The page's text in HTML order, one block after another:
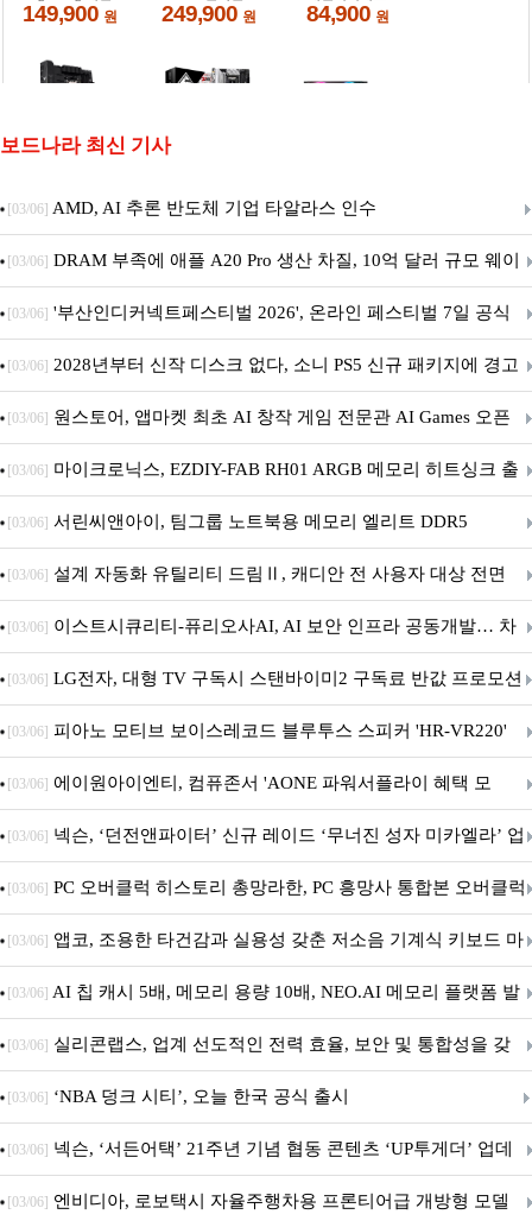
보드나라 최신 기사
[03/06] AMD, AI 추론 반도체 기업 타알라스 인수
[03/06] DRAM 부족에 애플 A20 Pro 생산 차질, 10억 달러 규모 웨이
퍼 대기
[03/06] '부산인디커넥트페스티벌 2026', 온라인 페스티벌 7일 공식
개막... 22일간 진행
[03/06] 2028년부터 신작 디스크 없다, 소니 PS5 신규 패키지에 경고
문 추가
[03/06] 원스토어, 앱마켓 최초 AI 창작 게임 전문관 AI Games 오픈
[03/06] 마이크로닉스, EZDIY-FAB RH01 ARGB 메모리 히트싱크 출
시
[03/06] 서린씨앤아이, 팀그룹 노트북용 메모리 엘리트 DDR5
5600MHz 16GB 출시
[03/06] 설계 자동화 유틸리티 드림Ⅱ, 캐디안 전 사용자 대상 전면
무상 배포
[03/06] 이스트시큐리티-퓨리오사AI, AI 보안 인프라 공동개발… 차
세대 AI 보안 플랫폼 구축
[03/06] LG전자, 대형 TV 구독시 스탠바이미2 구독료 반값 프로모션
[03/06] 피아노 모티브 보이스레코드 블루투스 스피커 'HR-VR220'
출시
[03/06] 에이원아이엔티, 컴퓨존서 'AONE 파워서플라이 혜택 모
음.ZIP' 이벤트 진행
[03/06] 넥슨, ‘던전앤파이터’ 신규 레이드 ‘무너진 성자 미카엘라’ 업
데이트!
[03/06] PC 오버클럭 히스토리 총망라한, PC 흥망사 통합본 오버클럭
특집(1-4편)
[03/06] 앱코, 조용한 타건감과 실용성 갖춘 저소음 기계식 키보드 마
우스 세트 'KM580' 출시
[03/06] AI 칩 캐시 5배, 메모리 용량 10배, NEO.AI 메모리 플랫폼 발
표
[03/06] 실리콘랩스, 업계 선도적인 전력 효율, 보안 및 통합성을 갖
춘 초저전력 블루투스 LE SoC ‘BG2B’ 공개
[03/06] ‘NBA 덩크 시티’, 오늘 한국 공식 출시
[03/06] 넥슨, ‘서든어택’ 21주년 기념 협동 콘텐츠 ‘UP투게더’ 업데
이트
[03/06] 엔비디아, 로보택시 자율주행차용 프론티어급 개방형 모델